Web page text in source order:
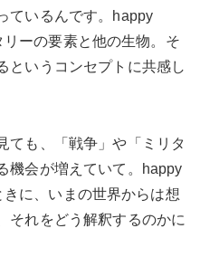
ているんです。happy
ーの要素と他の生物。そ
というコンセプトに共感し
も、「戦争」や「ミリタ
機会が増えていて。happy
に、いまの世界からは想
それをどう解釈するのかに